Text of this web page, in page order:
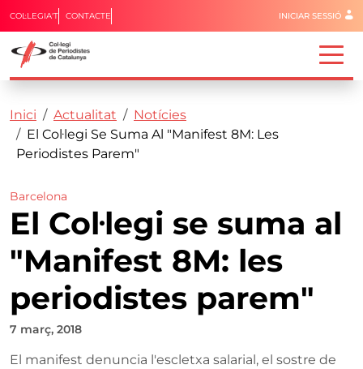
Vés al contingut
Capçalera
COL·LEGIA'T CONTACTE Menú del
INICIAR SESSIÓ
Fil d'ariadna
Inici Actualitat
Notícies
El Col·legi Se Suma Al "Manifest 8M: Les
Periodistes Parem"
Barcelona
El Col·legi se suma al
"Manifest 8M: les
periodistes parem"
7 març, 2018
El manifest denuncia l'escletxa salarial, el sostre de